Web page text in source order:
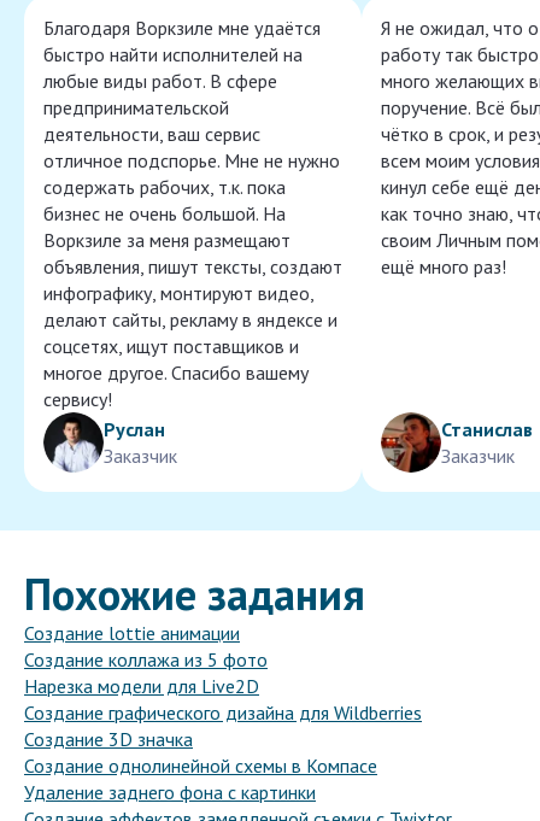
Благодаря Воркзиле мне удаётся
быстро найти исполнителей на
любые виды работ. В сфере
предпринимательской
деятельности, ваш сервис
отличное подспорье. Мне не нужно
содержать рабочих, т.к. пока
бизнес не очень большой. На
Воркзиле за меня размещают
объявления, пишут тексты, создают
инфографику, монтируют видео,
делают сайты, рекламу в яндексе и
соцсетях, ищут поставщиков и
многое другое. Спасибо вашему
сервису!
Руслан
Заказчик
Я не ожидал, что
работу так
много желающих
поручение. Всё
чётко в срок, и
всем моим
кинул себе ещё
как точно знаю,
своим Личным
ещё много раз!
Станислав
Заказчик
Похожие задания
Создание lottie анимации
Создание коллажа из 5 фото
Нарезка модели для Live2D
Создание графического дизайна для Wildberries
Создание 3D значка
Создание однолинейной схемы в Компасе
Удаление заднего фона с картинки